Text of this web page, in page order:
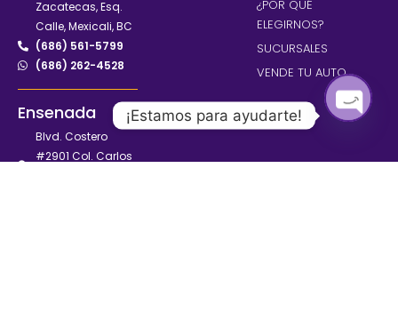
Zacatecas, Esq.
Calle, Mexicali, BC
(686) 561-5799
(686) 262-4528
Ensenada
Blvd. Costero
#2901 Col. Carlos
¿POR QUÉ
ELEGIRNOS?
SUCURSALES
VENDE TU AUTO
¡Estamos para ayudarte!